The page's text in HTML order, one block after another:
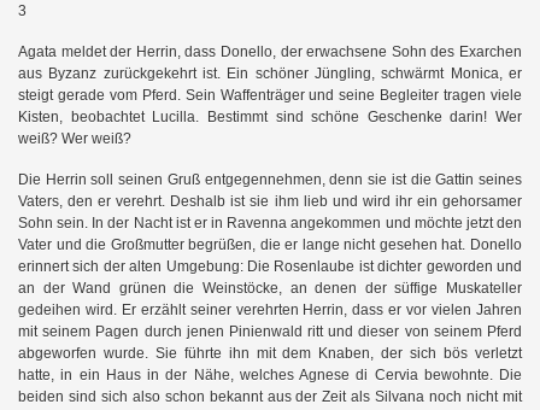
3
Agata meldet der Herrin, dass Donello, der erwachsene Sohn des Exarchen
aus Byzanz zurückgekehrt ist. Ein schöner Jüngling, schwärmt Monica, er
steigt gerade vom Pferd. Sein Waffenträger und seine Begleiter tragen viele
Kisten, beobachtet Lucilla. Bestimmt sind schöne Geschenke darin! Wer
weiß? Wer weiß?
Die Herrin soll seinen Gruß entgegennehmen, denn sie ist die Gattin seines
Vaters, den er verehrt. Deshalb ist sie ihm lieb und wird ihr ein gehorsamer
Sohn sein. In der Nacht ist er in Ravenna angekommen und möchte jetzt den
Vater und die Großmutter begrüßen, die er lange nicht gesehen hat. Donello
erinnert sich der alten Umgebung: Die Rosenlaube ist dichter geworden und
an der Wand grünen die Weinstöcke, an denen der süffige Muskateller
gedeihen wird. Er erzählt seiner verehrten Herrin, dass er vor vielen Jahren
mit seinem Pagen durch jenen Pinienwald ritt und dieser von seinem Pferd
abgeworfen wurde. Sie führte ihn mit dem Knaben, der sich bös verletzt
hatte, in ein Haus in der Nähe, welches Agnese di Cervia bewohnte. Die
beiden sind sich also schon bekannt aus der Zeit als Silvana noch nicht mit